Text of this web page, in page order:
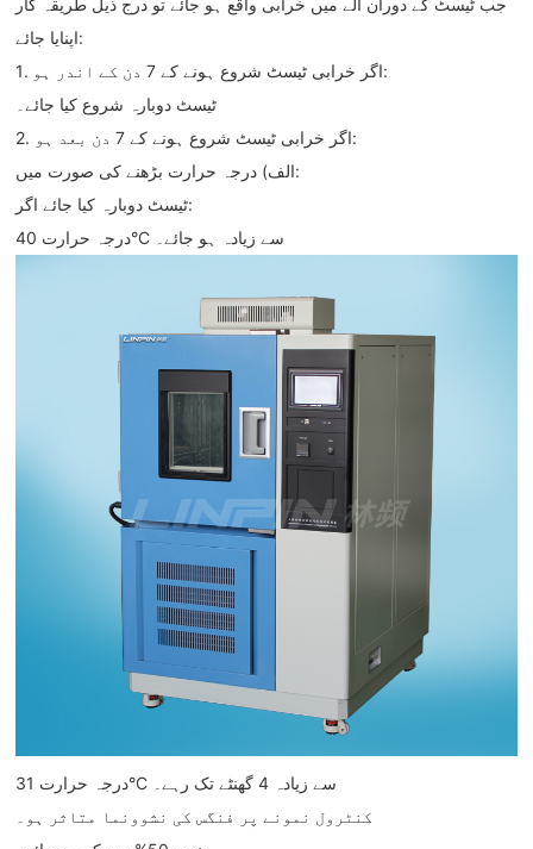
اپنایا جائے:
1. اگر خرابی ٹیسٹ شروع ہونے کے 7 دن کے اندر ہو:
ٹیسٹ دوبارہ شروع کیا جائے۔
2. اگر خرابی ٹیسٹ شروع ہونے کے 7 دن بعد ہو:
‌الف) درجہ حرارت بڑھنے کی صورت میں:‌
ٹیسٹ دوبارہ کیا جائے اگر:
درجہ حرارت 40°C سے زیادہ ہو جائے۔
درجہ حرارت 31°C سے زیادہ 4 گھنٹے تک رہے۔
کنٹرول نمونے پر فنگس کی نشوونما متاثر ہو۔